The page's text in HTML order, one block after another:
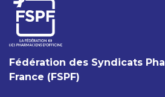
Fédération des Syndicats
France (FSPF)